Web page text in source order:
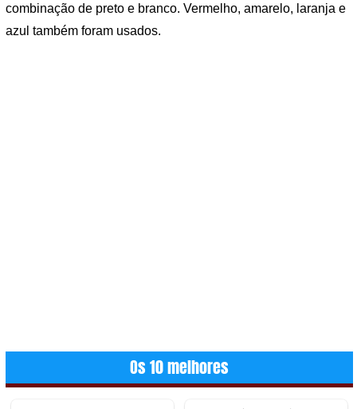
combinação de preto e branco. Vermelho, amarelo, laranja e
azul também foram usados.
Os 10 melhores